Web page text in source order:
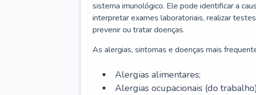
sistema imunológico. Ele pode identificar a
interpretar exames laboratoriais, realizar
prevenir ou tratar doenças.
As alergias, sintomas e doenças mais
Alergias alimentares;
Alergias ocupacionais (do